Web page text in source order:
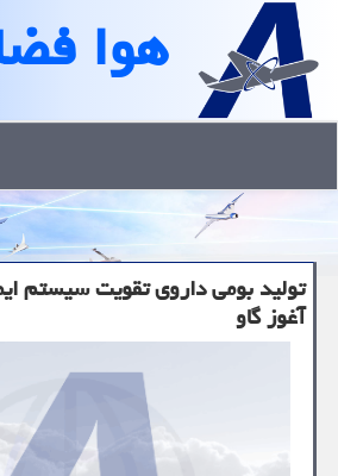
هوا
تولید بومی داروی تقویت سیستم
آغوز گاو